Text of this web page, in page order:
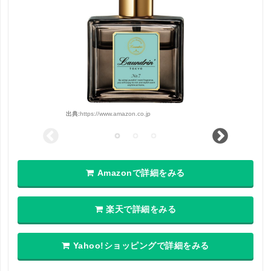
出典:https://www.amazon.co.jp
Amazonで詳細をみる
楽天で詳細をみる
Yahoo!ショッピングで詳細をみる